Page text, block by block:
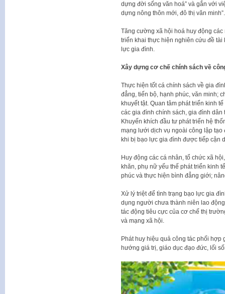
dựng đời sống văn hoá” và gắn với
dựng nông thôn mới, đô thị văn minh”.
Tăng cường xã hội hoá huy động
triển khai thực hiện nghiên cứu đề
lực gia đình.
Xây dựng cơ chế chính sách về
Thực hiện tốt cá chính sách về gia
đẳng, tiến bộ, hạnh phúc, văn minh;
khuyết tật. Quan tâm phát triển kinh
các gia đình chính sách, gia đình dân
Khuyến khích đầu tư phát triển hệ
mạng lưới dịch vụ ngoài công lập
khi bị bạo lực gia đình được tiếp cận
Huy động các cá nhân, tổ chức xã
khăn, phụ nữ yếu thế phát triển kinh
phúc và thực hiện bình đẳng giới;
Xử lý triệt để tình trạng bạo lực gia
dụng người chưa thành niên lao
tác động tiêu cực của cơ chế thị
và mạng xã hội.
Phát huy hiệu quả công tác phối
hướng giá trị, giáo dục đạo đức, lối